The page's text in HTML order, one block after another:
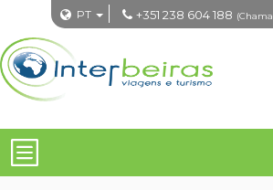
PT +351 238 604 188